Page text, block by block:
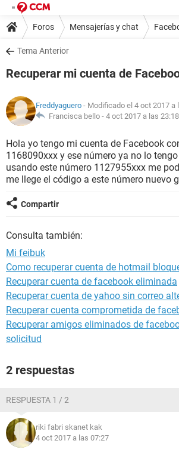
Foros Mensajerías y chat
Tema Anterior
Recuperar mi cuenta de
Freddyaguero - Modificado el 4 oct 2017 a
Francisca bello - 4 oct 2017 a las 23:18
Hola yo tengo mi cuenta de Facebook
1168090xxx y ese número ya no lo
usando este número 1127955xxx me
me llege el código a este número nuevo
Compartir
Consulta también:
Mi feibuk
Como recuperar cuenta de hotmail
Recuperar cuenta de facebook eliminada
Recuperar cuenta de yahoo sin correo
Recuperar cuenta comprometida de
Recuperar amigos eliminados de
solicitud
2 respuestas
RESPUESTA 1 / 2
riki fabri skanet kak
4 oct 2017 a las 07:27